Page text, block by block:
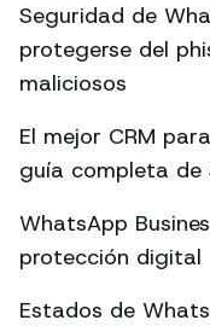
Seguridad de
protegerse del
maliciosos
El mejor CRM
guía completa de
WhatsApp
protección digital
Estados de